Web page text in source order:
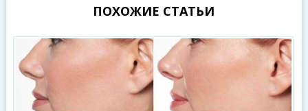
ПОХОЖИЕ СТАТЬИ